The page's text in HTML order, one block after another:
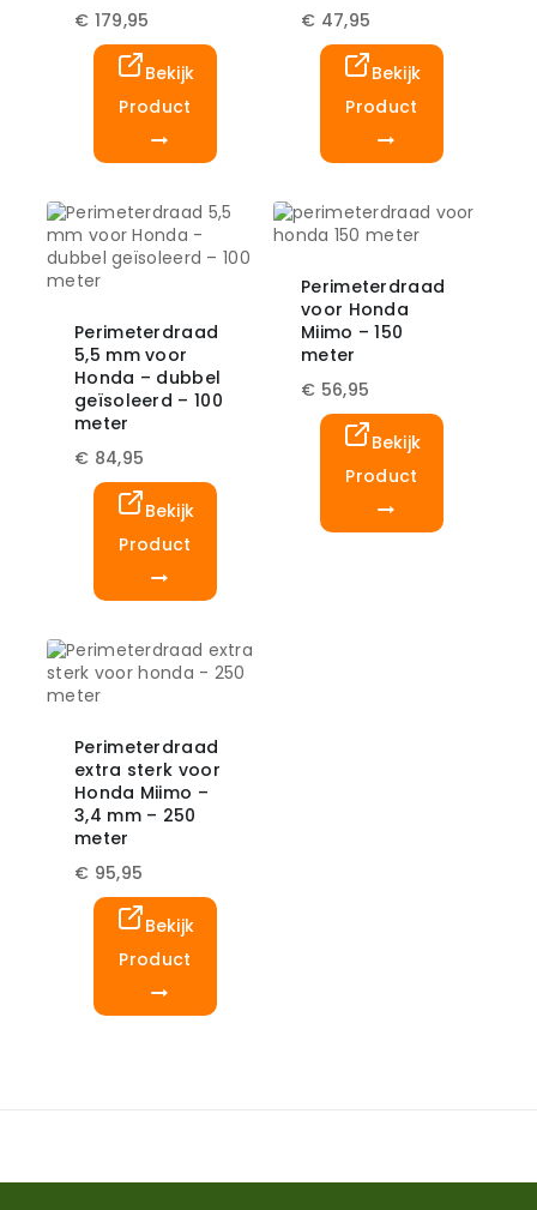
€ 179,95
Bekijk
Product
€ 47,95
Bekijk
Product
Perimeterdraad
5,5 mm voor
Honda – dubbel
geïsoleerd – 100
meter
€ 84,95
Bekijk
Product
Perimeterdraad
voor Honda
Miimo – 150
meter
€ 56,95
Bekijk
Product
Perimeterdraad
extra sterk voor
Honda Miimo –
3,4 mm – 250
meter
€ 95,95
Bekijk
Product